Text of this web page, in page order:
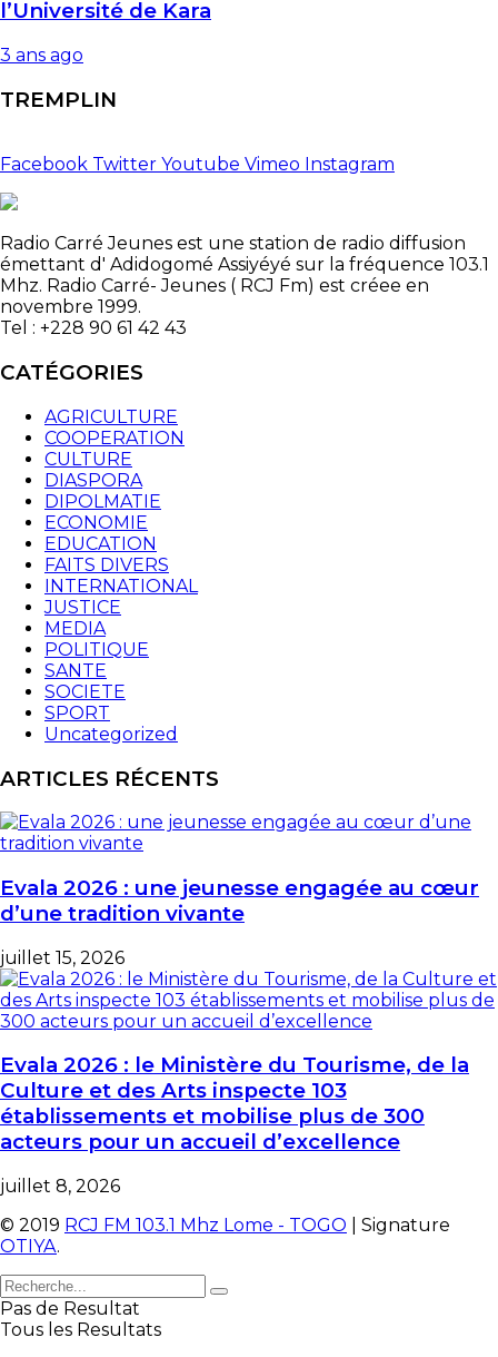
l’Université de Kara
3 ans ago
TREMPLIN
Facebook Twitter Youtube Vimeo Instagram
Radio Carré Jeunes est une station de radio diffusion
émettant d' Adidogomé Assiyéyé sur la fréquence 103.1
Mhz. Radio Carré- Jeunes ( RCJ Fm) est créee en
novembre 1999.
Tel : +228 90 61 42 43
CATÉGORIES
AGRICULTURE
COOPERATION
CULTURE
DIASPORA
DIPOLMATIE
ECONOMIE
EDUCATION
FAITS DIVERS
INTERNATIONAL
JUSTICE
MEDIA
POLITIQUE
SANTE
SOCIETE
SPORT
Uncategorized
ARTICLES RÉCENTS
Evala 2026 : une jeunesse engagée au cœur
d’une tradition vivante
juillet 15, 2026
Evala 2026 : le Ministère du Tourisme, de la
Culture et des Arts inspecte 103
établissements et mobilise plus de 300
acteurs pour un accueil d’excellence
juillet 8, 2026
© 2019 RCJ FM 103.1 Mhz Lome - TOGO | Signature
OTIYA.
Pas de Resultat
Tous les Resultats